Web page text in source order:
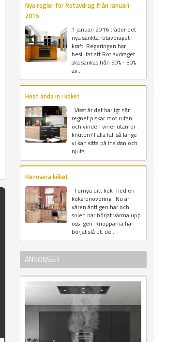
Nya regler för Rotavdrag från Januari
2016
1 januari 2016 träder det
nya sänkta rotavdraget i
kraft. Regeringen har
beslutat att Rot avdraget
ska sänkas från 50% - 30%
av...
Höst ända in i köket
Visst är det härligt när
regnet piskar mot rutan
och vinden viner utanför
knuten? I alla fall så länge
vi kan sitta på insidan och
njuta...
Renovera köket
Förnya ditt kök med en
köksrenovering. Nu är
våren äntligen här och
solen har börjat värma upp
oss igen. Knopparna har
börjat slå ut, de...
ANNONSER